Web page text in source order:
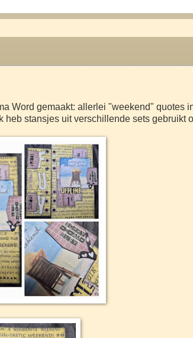
Word gemaakt: allerlei "weekend" quotes
stansjes uit verschillende sets gebruikt